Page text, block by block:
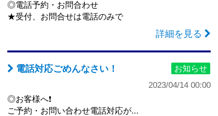
◎電話予約・お問合わせ
★受付、お問合せは電話のみで
詳細を見る
お知らせ
電話対応ごめんなさい！
2023/04/14 00:00
◎お客様へ❗️
ご予約・お問い合わせ電話対応が...